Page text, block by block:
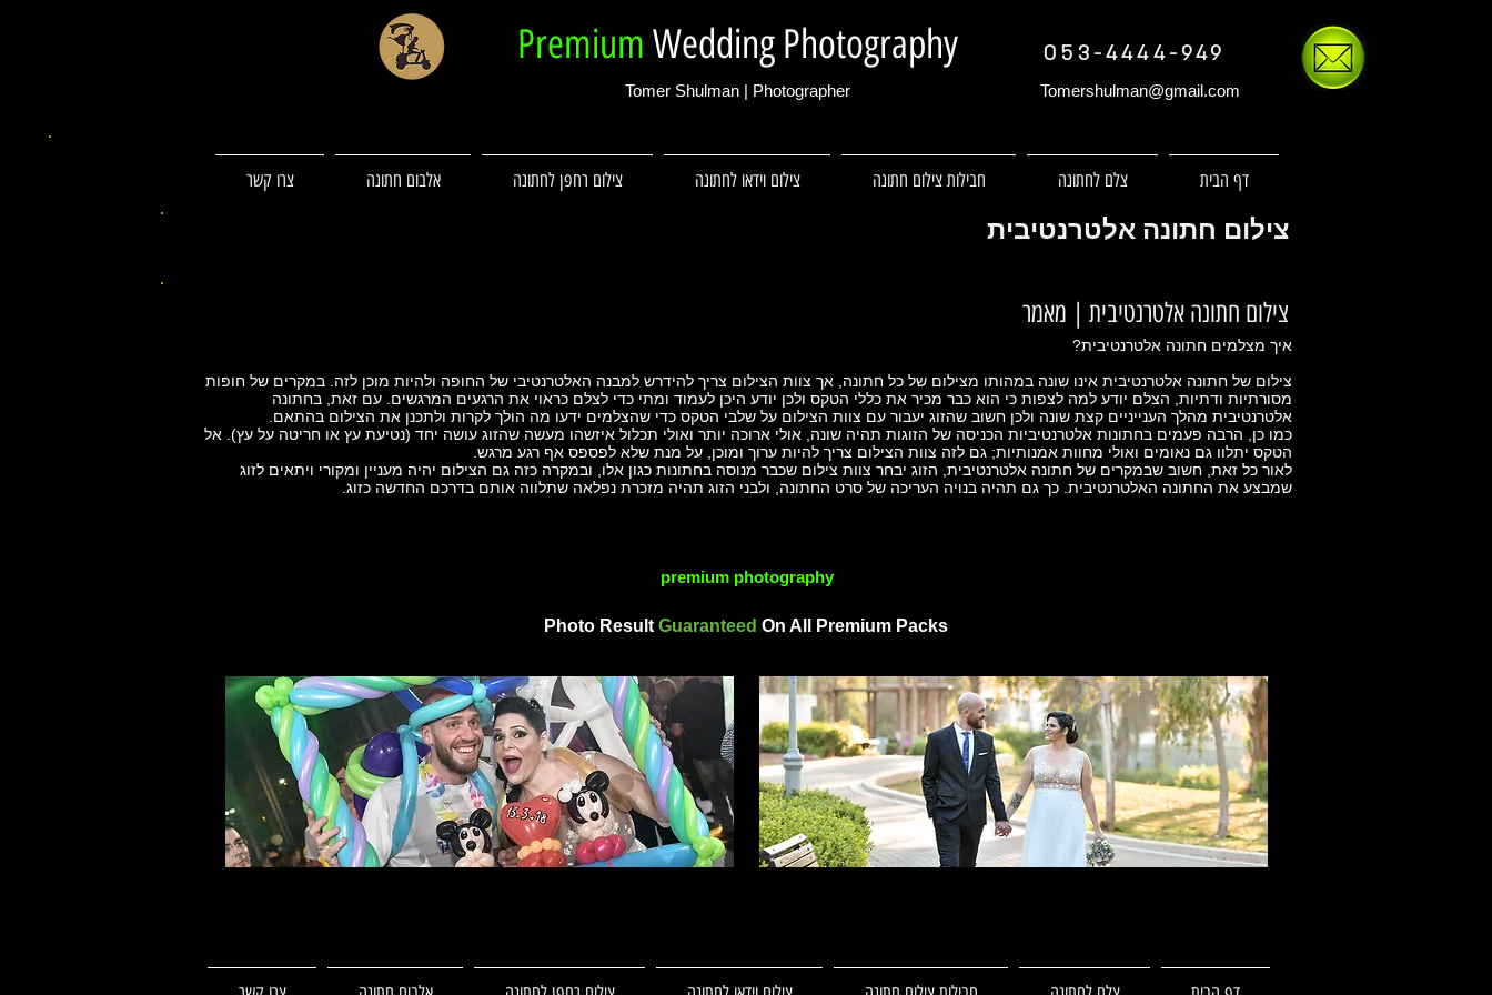
053-4444-949
Premium Wedding Photography
Tomer Shulman | Photographer Tomershulman@gmail.com
צרו קשר אלבום חתונה צילום רחפן לחתונה צילום וידאו לחתונה חבילות צילום חתונה צלם לחתונה דף הבית
צילום חתונה אלטרנטיבית | מאמר
איך מצלמים חתונה אלטרנטיבית?
צילום של חתונה אלטרנטיבית אינו שונה במהותו מצילום של כל חתונה, אך צוות הצילום צריך להידרש למבנה האלטרנטיבי של החופה ולהיות מוכן לזה. במקרים של חופות
מסורתיות ודתיות, הצלם יודע למה לצפות כי הוא כבר מכיר את כללי הטקס ולכן יודע היכן לעמוד ומתי כדי לצלם כראוי את הרגעים המרגשים. עם זאת, בחתונה
אלטרנטיבית מהלך הענייניים קצת שונה ולכן חשוב שהזוג יעבור עם צוות הצילום על שלבי הטקס כדי שהצלמים ידעו מה הולך לקרות ולתכנן את הצילום בהתאם.
כמו כן, הרבה פעמים בחתונות אלטרנטיביות הכניסה של הזוגות תהיה שונה, אולי ארוכה יותר ואולי תכלול איזשהו מעשה שהזוג עושה יחד (נטיעת עץ או חריטה על עץ). אל
הטקס יתלוו גם נאומים ואולי מחוות אמנותיות; גם לזה צוות הצילום צריך להיות ערוך ומוכן, על מנת שלא לפספס אף רגע מרגש.
לאור כל זאת, חשוב שבמקרים של חתונה אלטרנטיבית, הזוג יבחר צוות צילום שכבר מנוסה בחתונות כגון אלו, ובמקרה כזה גם הצילום יהיה מעניין ומקורי ויתאים לזוג
שמבצע את החתונה האלטרנטיבית. כך גם תהיה בנויה העריכה של סרט החתונה, ולבני הזוג תהיה מזכרת נפלאה שתלווה אותם בדרכם החדשה כזוג.
premium photography
Photo Result Guaranteed On All Premium Packs
צילום חתונה אלטרנטיבית